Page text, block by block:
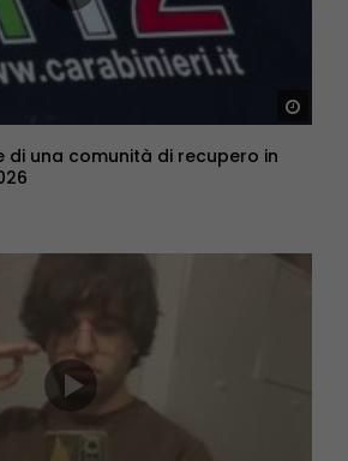
di una comunità di recupero in